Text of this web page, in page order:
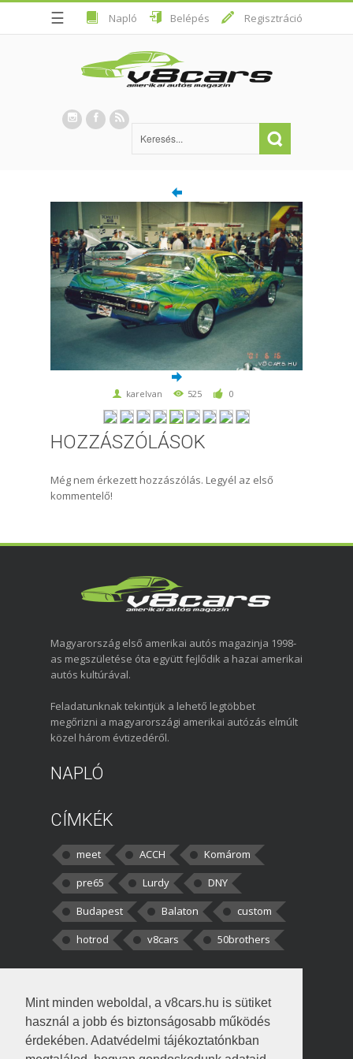
Mint minden weboldal, a v8cars.hu is sütiket
használ a jobb és biztonságosabb működés
érdekében. Adatvédelmi tájékoztatónkban
☰ Napló Belépés Regisztráció
karelvan 525 0
HOZZÁSZÓLÁSOK
Még nem érkezett hozzászólás. Legyél az első
kommentelő!
Magyarország első amerikai autós magazinja 1998-
as megszületése óta együtt fejlődik a hazai amerikai
autós kultúrával.
Feladatunknak tekintjük a lehető legtöbbet
megőrizni a magyarországi amerikai autózás elmúlt
közel három évtizedéről.
NAPLÓ
CÍMKÉK
meet ACCH
Komárom
pre65
Lurdy
DNY
Budapest
Balaton
custom
hotrod
v8cars 50brothers
kortisz:Elszúrtam! Én csak két
darabbaal számoltam. Nem tudtam, hogy fél autót,